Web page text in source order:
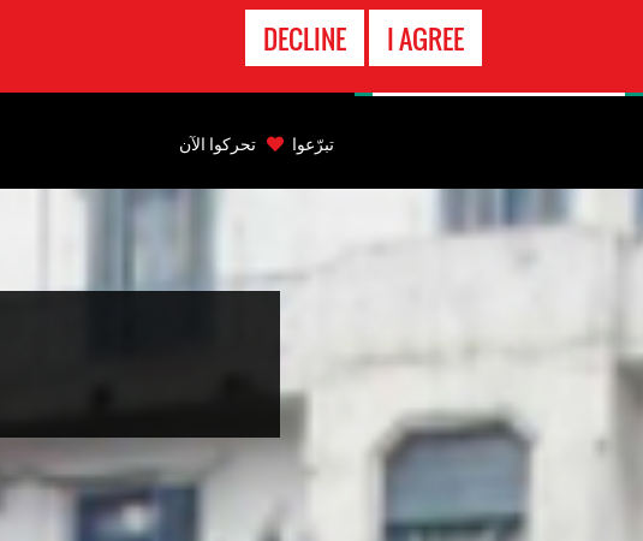
I AGREE
DECLINE
to
تبرّعوا تحركوا الآن
الاتصال
بالطوارىء